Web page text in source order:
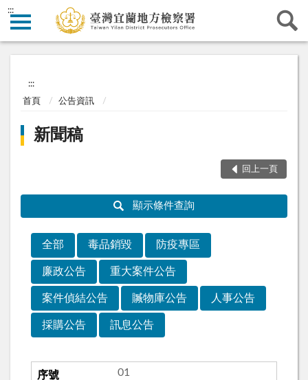
:::
:::
首頁 公告資訊
新聞稿
回上一頁
顯示條件查詢
全部 毒品銷毀 防疫專區
廉政公告 重大案件公告
案件偵結公告 贓物庫公告 人事公告
採購公告 訊息公告
01